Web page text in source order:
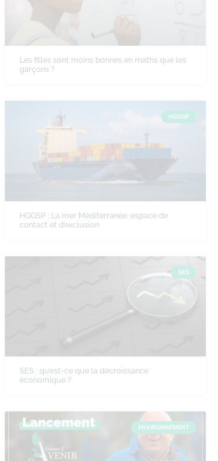
Les filles sont moins bonnes en maths que les
garçons ?
HGGSP
HGGSP : La mer Méditerranée, espace de
contact et d’exclusion
SES
SES : qu’est-ce que la décroissance
économique ?
ENVIRONNEMENT